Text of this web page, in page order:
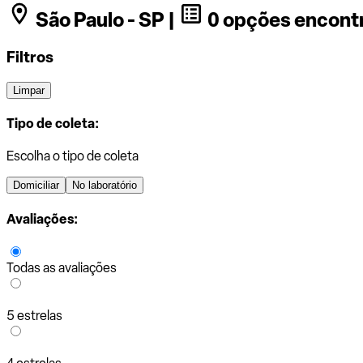
São Paulo - SP |
0 opções
Filtros
Limpar
Tipo de coleta:
Escolha o tipo de coleta
Domiciliar No laboratório
Avaliações:
Todas as avaliações
5 estrelas